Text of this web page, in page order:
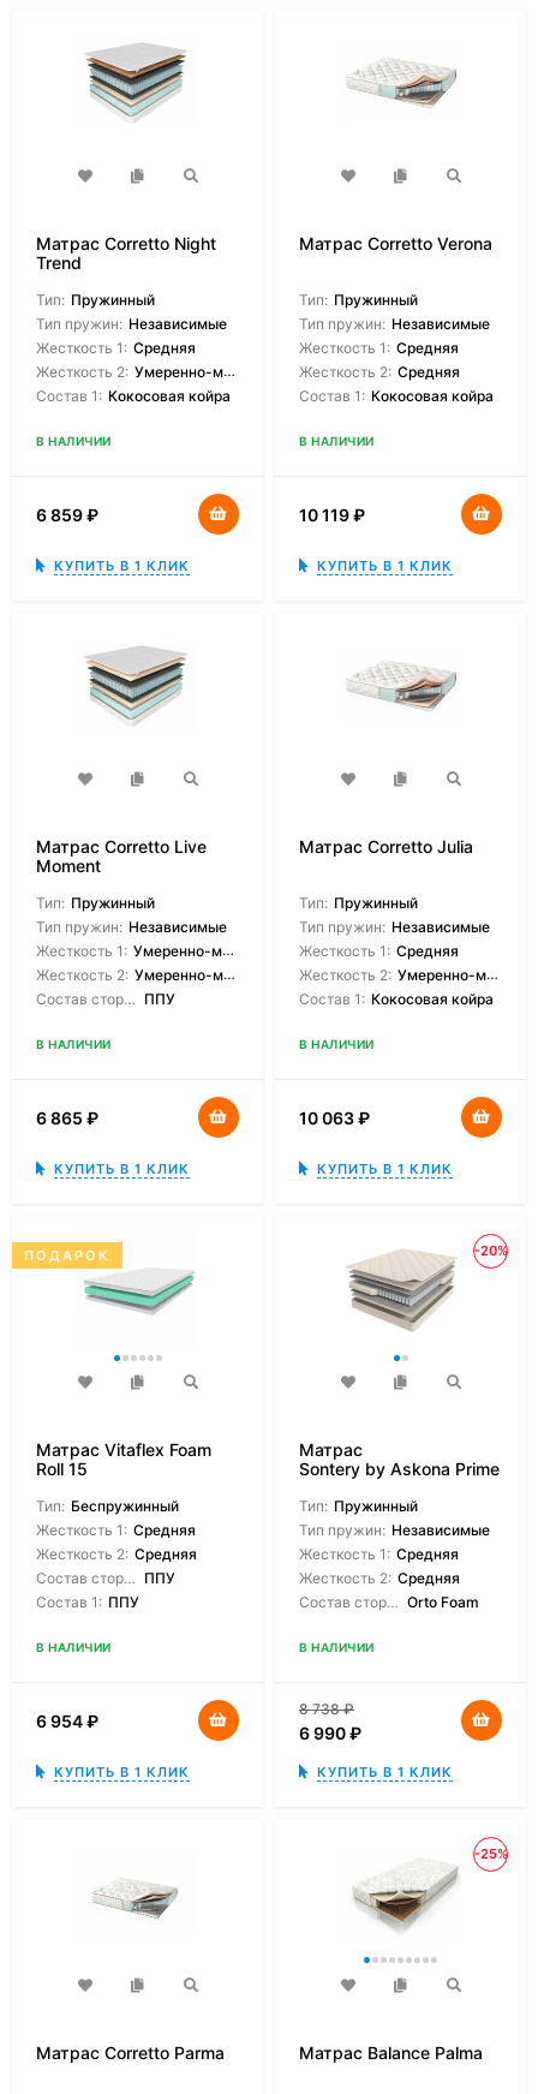
Матрас Corretto Night
Trend
Тип: Пружинный
Тип пружин: Независимые
Жесткость 1: Средняя
Жесткость 2: Умеренно-мягкая
Состав 1: Кокосовая койра
В НАЛИЧИИ
6 859₽
КУПИТЬ В 1 КЛИК
Матрас Corretto Verona
Тип: Пружинный
Тип пружин: Независимые
Жесткость 1: Средняя
Жесткость 2: Средняя
Состав 1: Кокосовая койра
В НАЛИЧИИ
10 119₽
КУПИТЬ В 1 КЛИК
Матрас Corretto Live
Moment
Тип: Пружинный
Тип пружин: Независимые
Жесткость 1: Умеренно-мягкая
Жесткость 2: Умеренно-мягкая
Состав сторон: ППУ
В НАЛИЧИИ
6 865 ₽
КУПИТЬ В 1 КЛИК
Матрас Corretto Julia
Тип: Пружинный
Тип пружин: Независимые
Жесткость 1: Средняя
Жесткость 2: Умеренно-мягкая
Состав 1: Кокосовая койра
В НАЛИЧИИ
10 063₽
КУПИТЬ В 1 КЛИК
ПОДАРОК
Матрас Vitaflex Foam
Roll 15
Тип: Беспружинный
Жесткость 1: Средняя
Жесткость 2: Средняя
Состав сторон: ППУ
Состав 1: ППУ
В НАЛИЧИИ
6 954₽
КУПИТЬ В 1 КЛИК
-20%
Матрас
Sontery by Askona Prime
Тип: Пружинный
Тип пружин: Независимые
Жесткость 1: Средняя
Жесткость 2: Средняя
Состав сторон: Orto Foam
В НАЛИЧИИ
8 738₽
6 990₽
КУПИТЬ В 1 КЛИК
Матрас Corretto Parma
-25%
Матрас Balance Palma